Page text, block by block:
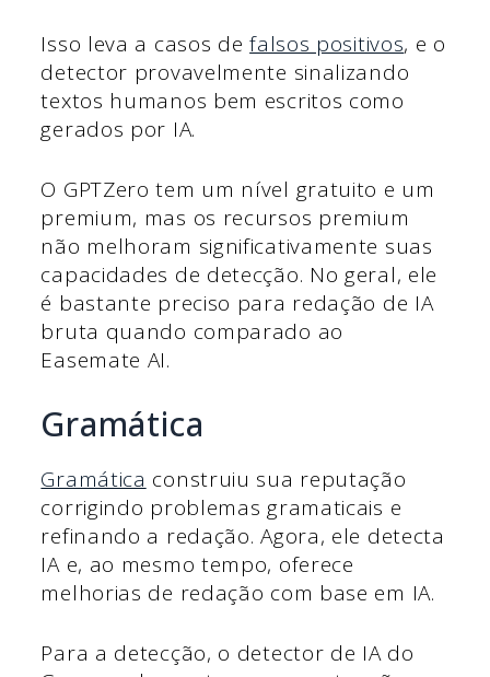
Isso leva a casos defalsos positivos, e o
detector provavelmente sinalizando
textos humanos bem escritos como
gerados por IA.
O GPTZero tem um nível gratuito e um
premium, mas os recursos premium
não melhoram significativamente suas
capacidades de detecção. No geral, ele
é bastante preciso para redação de IA
bruta quando comparado ao
Easemate AI.
Gramática
Gramática construiu sua reputação
corrigindo problemas gramaticais e
refinando a redação. Agora, ele detecta
IA e, ao mesmo tempo, oferece
melhorias de redação com base em IA.
Para a detecção, o detector de IA do